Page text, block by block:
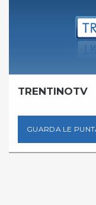
TRENTINOTV
GUARDA LE